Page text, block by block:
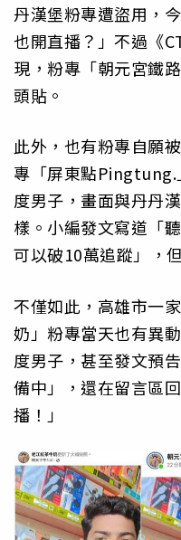
丹漢堡粉專遭盜用，
也開直播？」不過《
現，粉專「朝元宮鐵
頭貼。
此外，也有粉專自願
專「屏東點Pingtung.
度男子，畫面與丹丹
樣。小編發文寫道「
可以破10萬追蹤」，
不僅如此，高雄市一
奶」粉專當天也有異
度男子，甚至發文預
備中」，還在留言區
播！」